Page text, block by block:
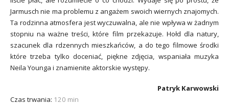
Jarmusch nie ma problemu z angażem swoich wiernych znajomych.
Ta rodzinna atmosfera jest wyczuwalna, ale nie wpływa w żadnym
stopniu na ważne treści, które film przekazuje. Hołd dla natury,
szacunek dla rdzennych mieszkańców, a do tego filmowe środki
które trzeba tylko doceniać, piękne zdjęcia, wspaniała muzyka
Neila Younga i znamienite aktorskie występy.
Patryk Karwowski
Czas trwania: 120 min